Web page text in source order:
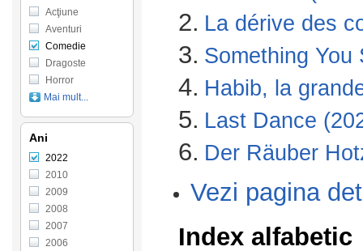
2. La dérive des
3. Something You
4. Habib, la
5. Last Dance
6. Der Räuber
Vezi pagina
Index alfabetic
Acţiune
Aventuri
Comedie
Dragoste
Horror
Mai mult...
Ani
2022
2010
2009
2008
2007
2006